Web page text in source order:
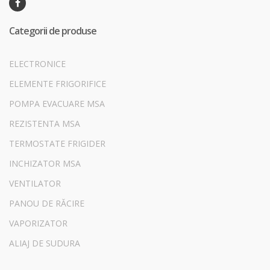
Categorii de produse
ELECTRONICE
ELEMENTE FRIGORIFICE
POMPA EVACUARE MSA
REZISTENTA MSA
TERMOSTATE FRIGIDER
INCHIZATOR MSA
VENTILATOR
PANOU DE RĂCIRE
VAPORIZATOR
ALIAJ DE SUDURA